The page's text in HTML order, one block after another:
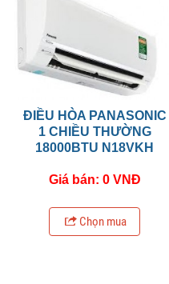
ĐIỀU HÒA PANASONIC
1 CHIỀU THƯỜNG
18000BTU N18VKH
Giá bán: 0 VNĐ
Chọn mua